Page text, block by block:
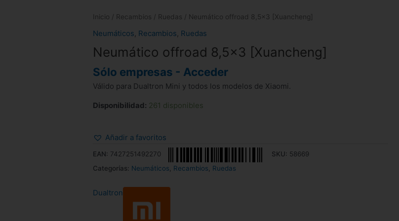
Inicio / Recambios / Ruedas / Neumático offroad 8,5×3 [Xuancheng]
Neumáticos, Recambios, Ruedas
Neumático offroad 8,5×3 [Xuancheng]
Sólo empresas - Acceder
Válido para Dualtron Mini y todos los modelos de Xiaomi.
Disponibilidad: 261 disponibles
Añadir a favoritos
EAN: 7427251492270 SKU: 58669
Categorías: Neumáticos Recambios Ruedas
Dualtron